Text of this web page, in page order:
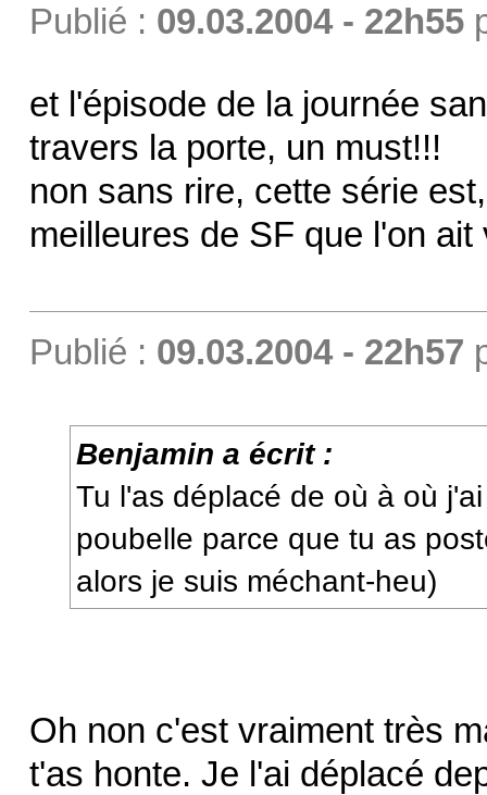
Publié : 09.03.2004 - 22h55
et l'épisode de la journée
travers la porte, un must!!!
non sans rire, cette série
meilleures de SF que l'on ait
Publié : 09.03.2004 - 22h57
Benjamin a écrit :
Tu l'as déplacé de où à où
poubelle parce que tu as
alors je suis méchant-heu)
Oh non c'est vraiment très
t'as honte. Je l'ai déplacé